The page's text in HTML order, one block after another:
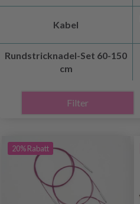
Kabel
Rundstricknadel-Set 60-150
cm
Filter
20% Rabatt